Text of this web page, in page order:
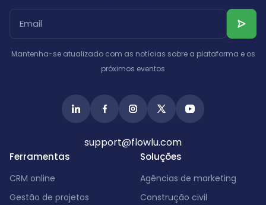
Catar
Albânia
Ferramentas
CRM online
Gestão de projetos
Soluções
Agências de marketing
Construção civil
Mantenha-se atualizado com as notícias sobre a plataforma e os
próximos eventos
support@flowlu.com